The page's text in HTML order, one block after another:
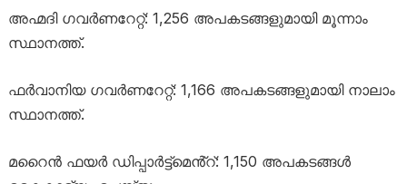
അഹ്മദി ഗവർണറേറ്റ്: 1,256 അപകടങ്ങളുമായി മൂന്നാം
സ്ഥാനത്ത്.
ഫർവാനിയ ഗവർണറേറ്റ്: 1,166 അപകടങ്ങളുമായി നാലാം
സ്ഥാനത്ത്.
മറൈൻ ഫയർ ഡിപ്പാർട്ട്‌മെൻ്റ്: 1,150 അപകടങ്ങൾ